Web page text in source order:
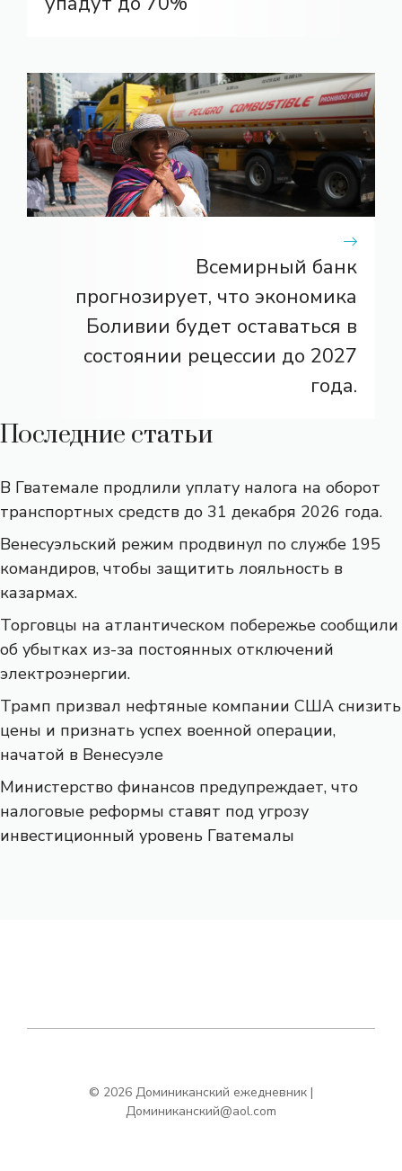
Всемирный банк
прогнозирует, что экономика
Боливии будет оставаться в
состоянии рецессии до 2027
года.
Последние статьи
В Гватемале продлили уплату налога на оборот
транспортных средств до 31 декабря 2026 года.
Венесуэльский режим продвинул по службе 195
командиров, чтобы защитить лояльность в
казармах.
Торговцы на атлантическом побережье сообщили
об убытках из-за постоянных отключений
электроэнергии.
Трамп призвал нефтяные компании США снизить
цены и признать успех военной операции,
начатой ​​в Венесуэле
Министерство финансов предупреждает, что
налоговые реформы ставят под угрозу
инвестиционный уровень Гватемалы
© 2026 Доминиканский ежедневник |
Доминиканский@aol.com